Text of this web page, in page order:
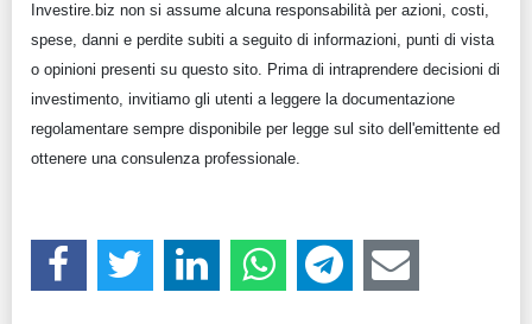
Investire.biz non si assume alcuna responsabilità per azioni, costi,
spese, danni e perdite subiti a seguito di informazioni, punti di vista
o opinioni presenti su questo sito. Prima di intraprendere decisioni di
investimento, invitiamo gli utenti a leggere la documentazione
regolamentare sempre disponibile per legge sul sito dell'emittente ed
ottenere una consulenza professionale.